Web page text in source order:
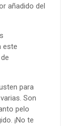
añadido del
este
para
Son
pelo
¡No te